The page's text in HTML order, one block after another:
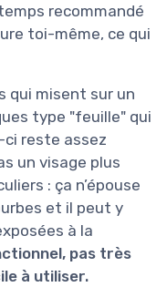
recommandé
toi-même, ce qui
qui misent sur un
type "feuille" qui
ci reste assez
un visage plus
: ça n’épouse
et il peut y
à la
pas très
à utiliser.